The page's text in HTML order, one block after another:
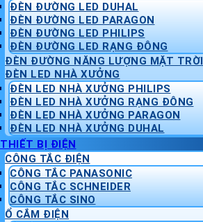
ĐÈN ĐƯỜNG LED DUHAL
ĐÈN ĐƯỜNG LED PARAGON
ĐÈN ĐƯỜNG LED PHILIPS
ĐÈN ĐƯỜNG LED RẠNG ĐÔNG
ĐÈN ĐƯỜNG NĂNG LƯỢNG MẶT TRỜI
ĐÈN LED NHÀ XƯỞNG
ĐÈN LED NHÀ XƯỞNG PHILIPS
ĐÈN LED NHÀ XƯỞNG RẠNG ĐÔNG
ĐÈN LED NHÀ XƯỞNG PARAGON
ĐÈN LED NHÀ XƯỞNG DUHAL
THIẾT BỊ ĐIỆN
CÔNG TẮC ĐIỆN
CÔNG TẮC PANASONIC
CÔNG TẮC SCHNEIDER
CÔNG TẮC SINO
Ổ CẮM ĐIỆN